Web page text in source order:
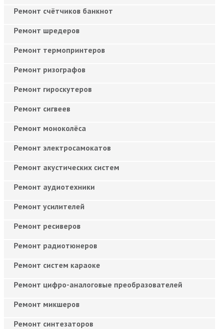
Ремонт счётчиков банкнот
Ремонт шредеров
Ремонт термопринтеров
Ремонт ризографов
Ремонт гироскутеров
Ремонт сигвеев
Ремонт моноколёса
Ремонт электросамокатов
Ремонт акустических систем
Ремонт аудиотехники
Ремонт усилителей
Ремонт ресиверов
Ремонт радиотюнеров
Ремонт систем караоке
Ремонт цифро-аналоговые преобразователей
Ремонт микшеров
Ремонт синтезаторов